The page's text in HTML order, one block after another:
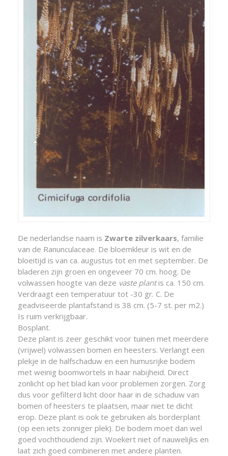
De nederlandse naam is Zwarte zilverkaars, familie
van de Ranunculaceae. De bloemkleur is wit en de
bloeitijd is van ca. augustus tot en met september. De
bladeren zijn groen en ongeveer 70 cm. hoog. De
volwassen hoogte van deze vaste plantis ca. 150 cm.
Verdraagt een temperatuur tot -30 gr. C. De
geadviseerde plantafstand is 38 cm. (5-7 st. per m2.)
Is ruim verkrijgbaar.
Bosplant.
Deze plant is zeer geschikt voor tuinen met meerdere
(vrijwel) volwassen bomen en heesters. Verlangt een
plekje in de halfschaduw en een humusrijke bodem
met weinig boomwortels in haar nabijheid. Direct
zonlicht op het blad kan voor problemen zorgen. Zorg
dus voor gefilterd licht door haar in de schaduw van
bomen of heesters te plaatsen, maar niet te dicht
erop. Deze plant is ook te gebruiken als borderplant
(op een iets zonniger plek). De bodem moet dan wel
goed vochthoudend zijn. Woekert niet of nauwelijks en
laat zich goed combineren met andere planten.